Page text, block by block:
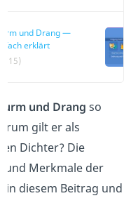
und Drang —
erklärt
Sturm und Drang so
gilt er als
Dichter? Die
und Merkmale der
in diesem Beitrag und